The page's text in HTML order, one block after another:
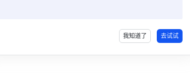
我知道了 去试试
问题 3：点击操作按钮后无响应​